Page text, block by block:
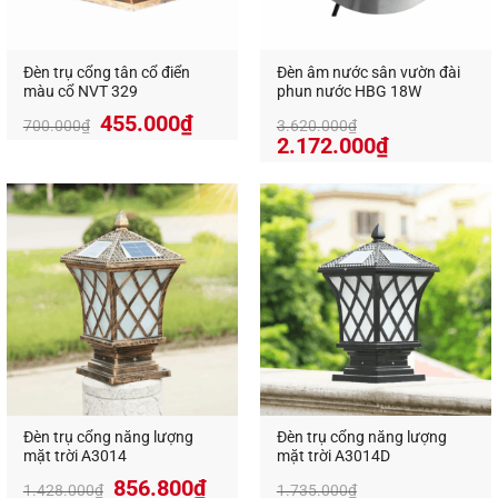
Đổi Màu RGB – Điều Khiển Tự Động Hoặc
DMX512
Đèn có 2 chế độ tùy chọn:
Đổi màu tự động RGB
: Chuyển sắc nhẹ nhàng
Đèn trụ cổng tân cổ điển
màu cổ NVT 329
700.000₫ 455.000₫
Đèn âm nước sân vườn đài
phun nước HBG 18W
3.620.000₫
Giá
là:
3.620.000₫.
2.172.000₫Giá
hiện
tại
là:
Đèn trụ cổng năng lượng
mặt trời A3014
1.428.000₫ 856.800₫
Đèn trụ cổng năng lượng
mặt trời A3014D
1.735.000₫